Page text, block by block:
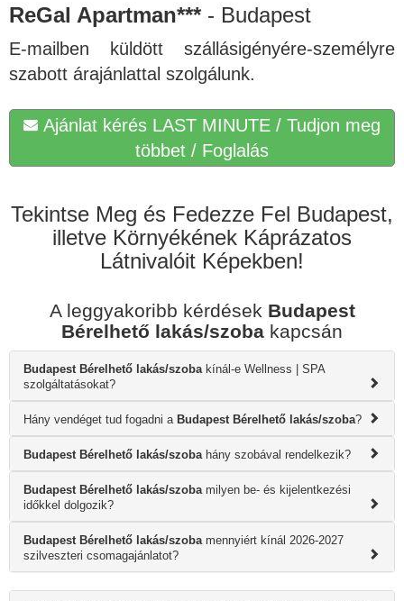
ReGal Apartman*** - Budapest
E-mailben küldött szállásigényére-személyre
szabott árajánlattal szolgálunk.
Ajánlat kérés LAST MINUTE / Tudjon meg
többet / Foglalás
Tekintse Meg és Fedezze Fel Budapest,
illetve Környékének Káprázatos
Látnivalóit Képekben!
A leggyakoribb kérdések Budapest
Bérelhető lakás/szoba kapcsán
Budapest Bérelhető lakás/szobakínál-e Wellness | SPA
szolgáltatásokat?
Hány vendéget tud fogadni a Budapest Bérelhető lakás/szoba?
Budapest Bérelhető lakás/szobahány szobával rendelkezik?
Budapest Bérelhető lakás/szobamilyen be- és kijelentkezési
időkkel dolgozik?
Budapest Bérelhető lakás/szobamennyiért kínál 2026-2027
szilveszteri csomagajánlatot?